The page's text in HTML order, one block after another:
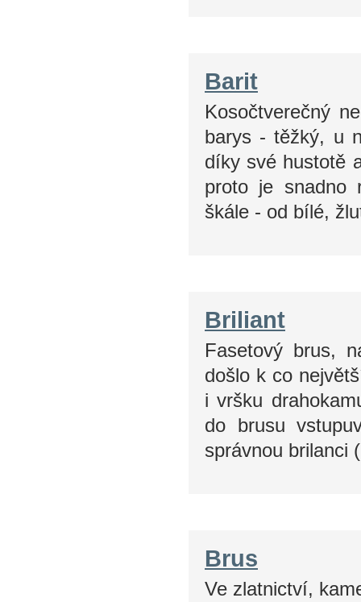
Barit
Kosočtverečný
barys - těžký, u
díky své hustotě
proto je snadno
škále - od bílé,
Briliant
Fasetový brus,
došlo k co
i vršku
do brusu
správnou brilanci
Brus
Ve zlatnictví,